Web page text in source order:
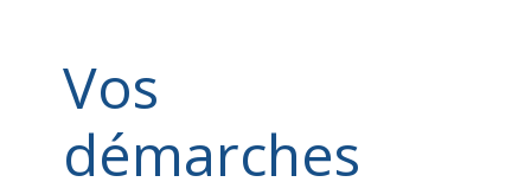
Vos
démarches